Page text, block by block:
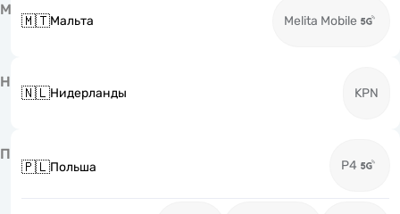
М
🇲🇹Мальта Melita Mobile
Н
🇳🇱Нидерланды KPN
П
🇵🇱Польша P4